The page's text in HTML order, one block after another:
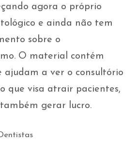
agora o próprio
e ainda não tem
sobre o
O material contém
ajudam a ver o consultório
que visa atrair pacientes,
gerar lucro.